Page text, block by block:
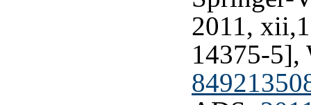
2011,
14375-5],